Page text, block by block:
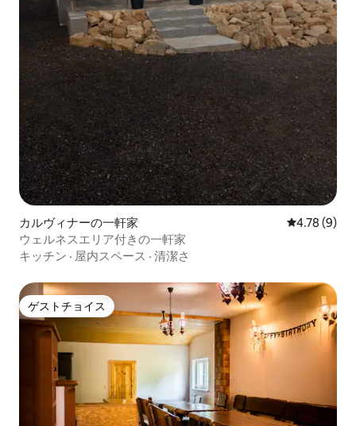
カルヴィナーの一軒家 レビュー9
4.78 (9)
ウェルネスエリア付きの一軒家
キッチン · 屋内スペース · 清潔さ
ゲストチョイス
ゲストチョイス